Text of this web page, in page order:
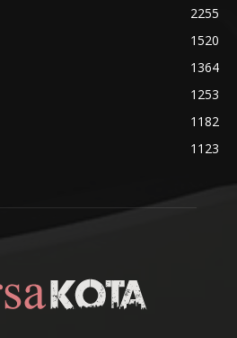
2255
1520
1364
1253
1182
1123